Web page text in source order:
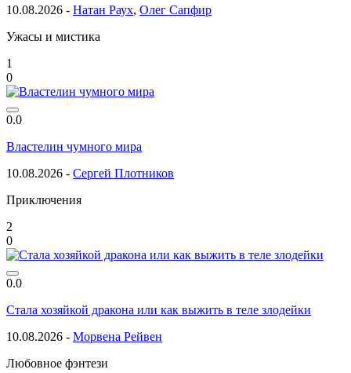
10.08.2026 - Натан Раух, Олег Сапфир
Ужасы и мистика
1
0
0.0
Властелин чумного мира
10.08.2026 - Сергей Плотников
Приключения
2
0
0.0
Стала хозяйкой дракона или как выжить в теле злодейки
10.08.2026 - Морвена Рейвен
Любовное фэнтези